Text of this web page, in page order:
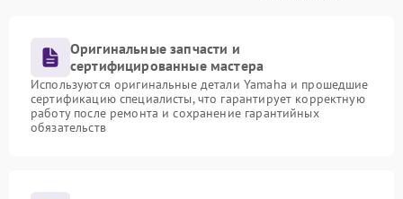
Оригинальные запчасти и
сертифицированные мастера
Используются оригинальные детали Yamaha и прошедшие
сертификацию специалисты, что гарантирует корректную
работу после ремонта и сохранение гарантийных
обязательств